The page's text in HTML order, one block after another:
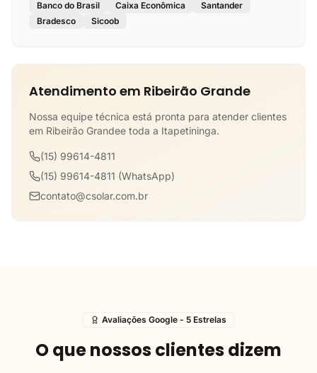
Banco do Brasil Caixa Econômica
Santander
Bradesco
Sicoob
Atendimento em Ribeirão Grande
Nossa equipe técnica está pronta para atender clientes
em Ribeirão Grandee toda a Itapetininga.
(15) 99614-4811
(15) 99614-4811 (WhatsApp)
contato@csolar.com.br
Avaliações Google - 5 Estrelas
O que nossos clientes dizem